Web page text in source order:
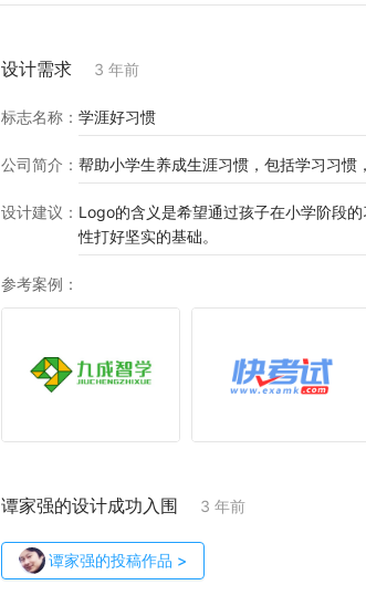
设计需求 3 年前
标志名称 ： 学涯好习惯
公司简介 ： 帮助小学生养成生涯习惯，包括学习习惯
设计建议 ： Logo的含义是希望通过孩子在小学阶段
性打好坚实的基础。
参考案例 ：
谭家强的设计成功入围 3 年前
谭家强的投稿作品 >